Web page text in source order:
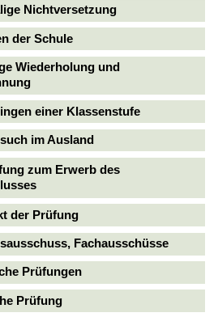
Nichtversetzung
der Schule
Wiederholung und
einer Klassenstufe
im Ausland
zum Erwerb des
der Prüfung
Fachausschüsse
Prüfungen
Prüfung